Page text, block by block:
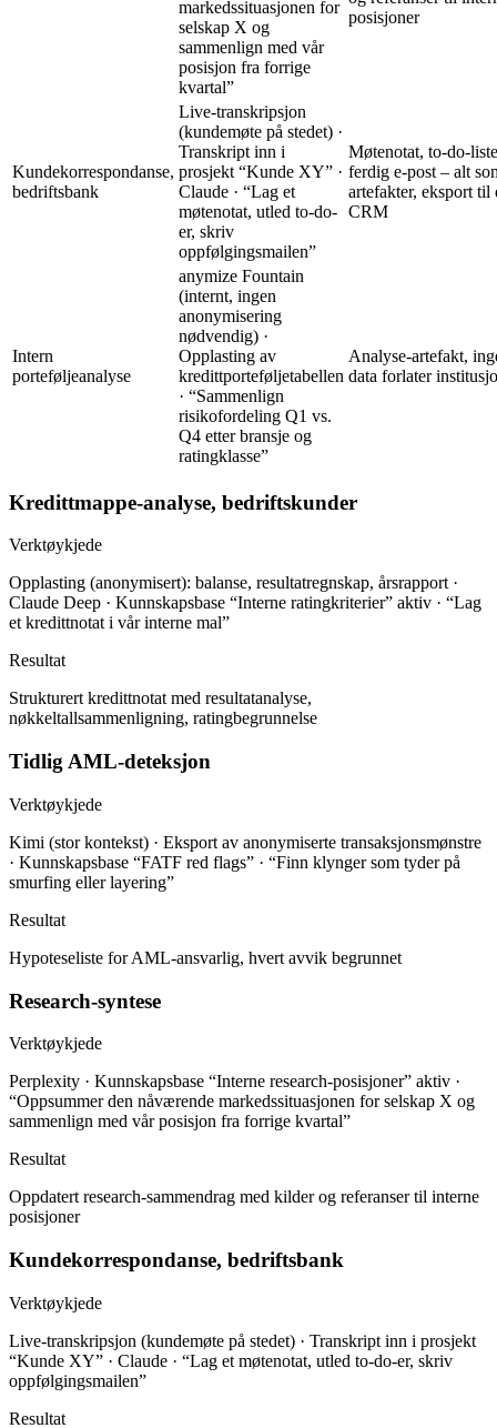
markedssituasjonen for
selskap X og
sammenlign med vår
posisjon fra forrige
kvartal”
posisjoner
Kundekorrespondanse,
bedriftsbank
Live-transkripsjon
(kundemøte på stedet) ·
Transkript inn i
prosjekt “Kunde XY” ·
Claude · “Lag et
møtenotat, utled to-do-
er, skriv
oppfølgingsmailen”
Møtenotat, to-do-
ferdig e-post – alt
artefakter, eksport til
CRM
Intern
porteføljeanalyse
anymize Fountain
(internt, ingen
anonymisering
nødvendig) ·
Opplasting av
kredittporteføljetabellen
· “Sammenlign
risikofordeling Q1 vs.
Q4 etter bransje og
ratingklasse”
Analyse-artefakt,
data forlater
Kredittmappe-analyse, bedriftskunder
Verktøykjede
Opplasting (anonymisert): balanse, resultatregnskap, årsrapport ·
Claude Deep · Kunnskapsbase “Interne ratingkriterier” aktiv · “Lag
et kredittnotat i vår interne mal”
Resultat
Strukturert kredittnotat med resultatanalyse,
nøkkeltallsammenligning, ratingbegrunnelse
Tidlig AML-deteksjon
Verktøykjede
Kimi (stor kontekst) · Eksport av anonymiserte transaksjonsmønstre
· Kunnskapsbase “FATF red flags” · “Finn klynger som tyder på
smurfing eller layering”
Resultat
Hypoteseliste for AML-ansvarlig, hvert avvik begrunnet
Research-syntese
Verktøykjede
Perplexity · Kunnskapsbase “Interne research-posisjoner” aktiv ·
“Oppsummer den nåværende markedssituasjonen for selskap X og
sammenlign med vår posisjon fra forrige kvartal”
Resultat
Oppdatert research-sammendrag med kilder og referanser til interne
posisjoner
Kundekorrespondanse, bedriftsbank
Verktøykjede
Live-transkripsjon (kundemøte på stedet) · Transkript inn i prosjekt
“Kunde XY” · Claude · “Lag et møtenotat, utled to-do-er, skriv
oppfølgingsmailen”
Resultat